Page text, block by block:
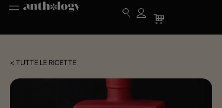
< TUTTE LE RICETTE